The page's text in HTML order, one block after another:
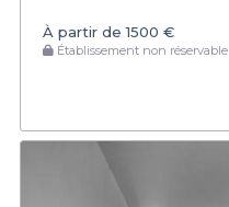
À partir de1500 €
Établissement non réservable